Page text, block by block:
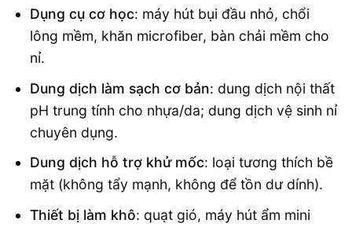
Dụng cụ cơ học: máy hút bụi đầu nhỏ, chổi
lông mềm, khăn microfiber, bàn chải mềm cho
nỉ.
Dung dịch làm sạch cơ bản: dung dịch nội thất
pH trung tính cho nhựa/da; dung dịch vệ sinh nỉ
chuyên dụng.
Dung dịch hỗ trợ khử mốc: loại tương thích bề
mặt (không tẩy mạnh, không để tồn dư dính).
Thiết bị làm khô: quạt gió, máy hút ẩm mini